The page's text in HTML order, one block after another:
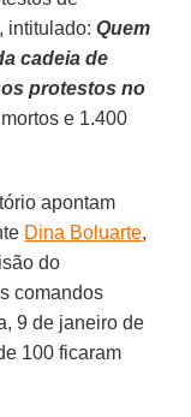
intitulado:Quem
cadeia de
protestos no
e 1.400
apontam
Dina Boluarte,
do
comandos
9 de janeiro de
100 ficaram